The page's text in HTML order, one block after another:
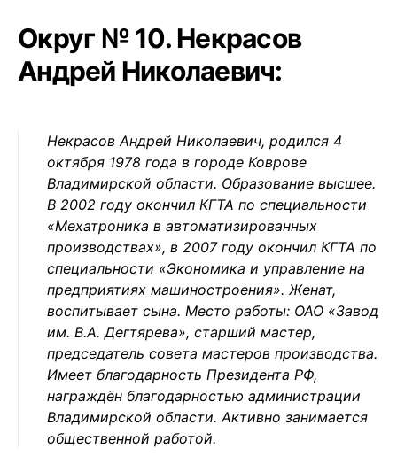
Округ № 10. Некрасов
Андрей Николаевич:
Некрасов Андрей Николаевич, родился 4
октября 1978 года в городе Коврове
Владимирской области. Образование высшее.
В 2002 году окончил КГТА по специальности
«Мехатроника в автоматизированных
производствах», в 2007 году окончил КГТА по
специальности «Экономика и управление на
предприятиях машиностроения». Женат,
воспитывает сына. Место работы: ОАО «Завод
им. В.А. Дегтярева», старший мастер,
председатель совета мастеров производства.
Имеет благодарность Президента РФ,
награждён благодарностью администрации
Владимирской области. Активно занимается
общественной работой.